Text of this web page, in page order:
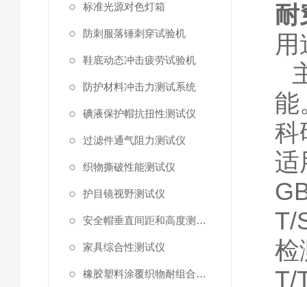
标准光源对色灯箱
防刺服落锤刺穿试验机
鞋底动态冲击疲劳试验机
防护材料冲击力测试系统
碘液保护帽抗扭性测试仪
过滤件通气阻力测试仪
织物撕破性能测试仪
护目镜视野测试仪
安全帽垂直间距和高度测量仪
家具综合性测试仪
橡胶塑料涂覆织物耐组合剪切曲挠磨擦测定仪
耐
用
能
科
适
T/
检
T/